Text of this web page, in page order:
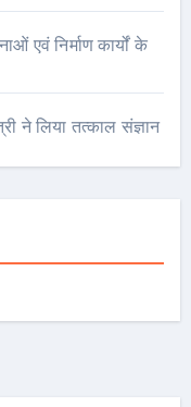
एवं निर्माण कार्यों के
ने लिया तत्काल संज्ञान